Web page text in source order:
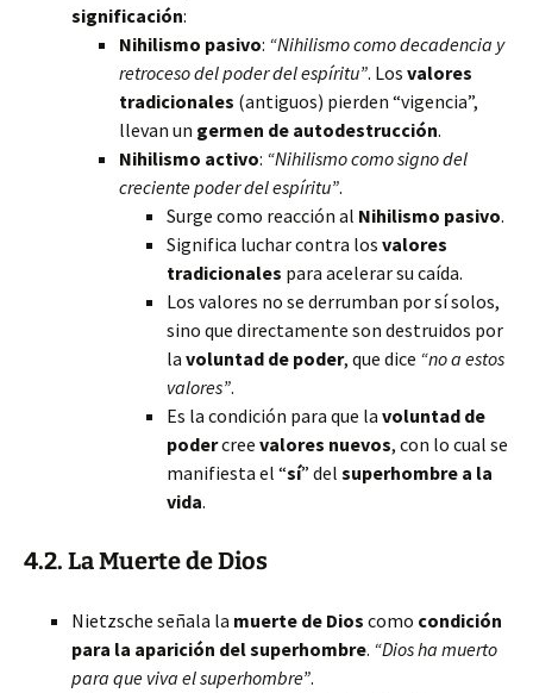
significación:
Nihilismo pasivo: “Nihilismo como decadencia y
retroceso del poder del espíritu”. Los valores
tradicionales (antiguos) pierden “vigencia”,
llevan un germen de autodestrucción.
Nihilismo activo: “Nihilismo como signo del
creciente poder del espíritu”.
Surge como reacción al Nihilismo pasivo.
Significa luchar contra los valores
tradicionales para acelerar su caída.
Los valores no se derrumban por sí solos,
sino que directamente son destruidos por
la voluntad de poder, que dice “no a estos
valores”.
Es la condición para que la voluntad de
podercree valores nuevos, con lo cual se
manifiesta el “sí” del superhombre a la
vida.
4.2. LaMuerte de Dios
Nietzsche señala la muerte de Dios como condición
para la aparición del superhombre. “Dios ha muerto
para que viva el superhombre”.